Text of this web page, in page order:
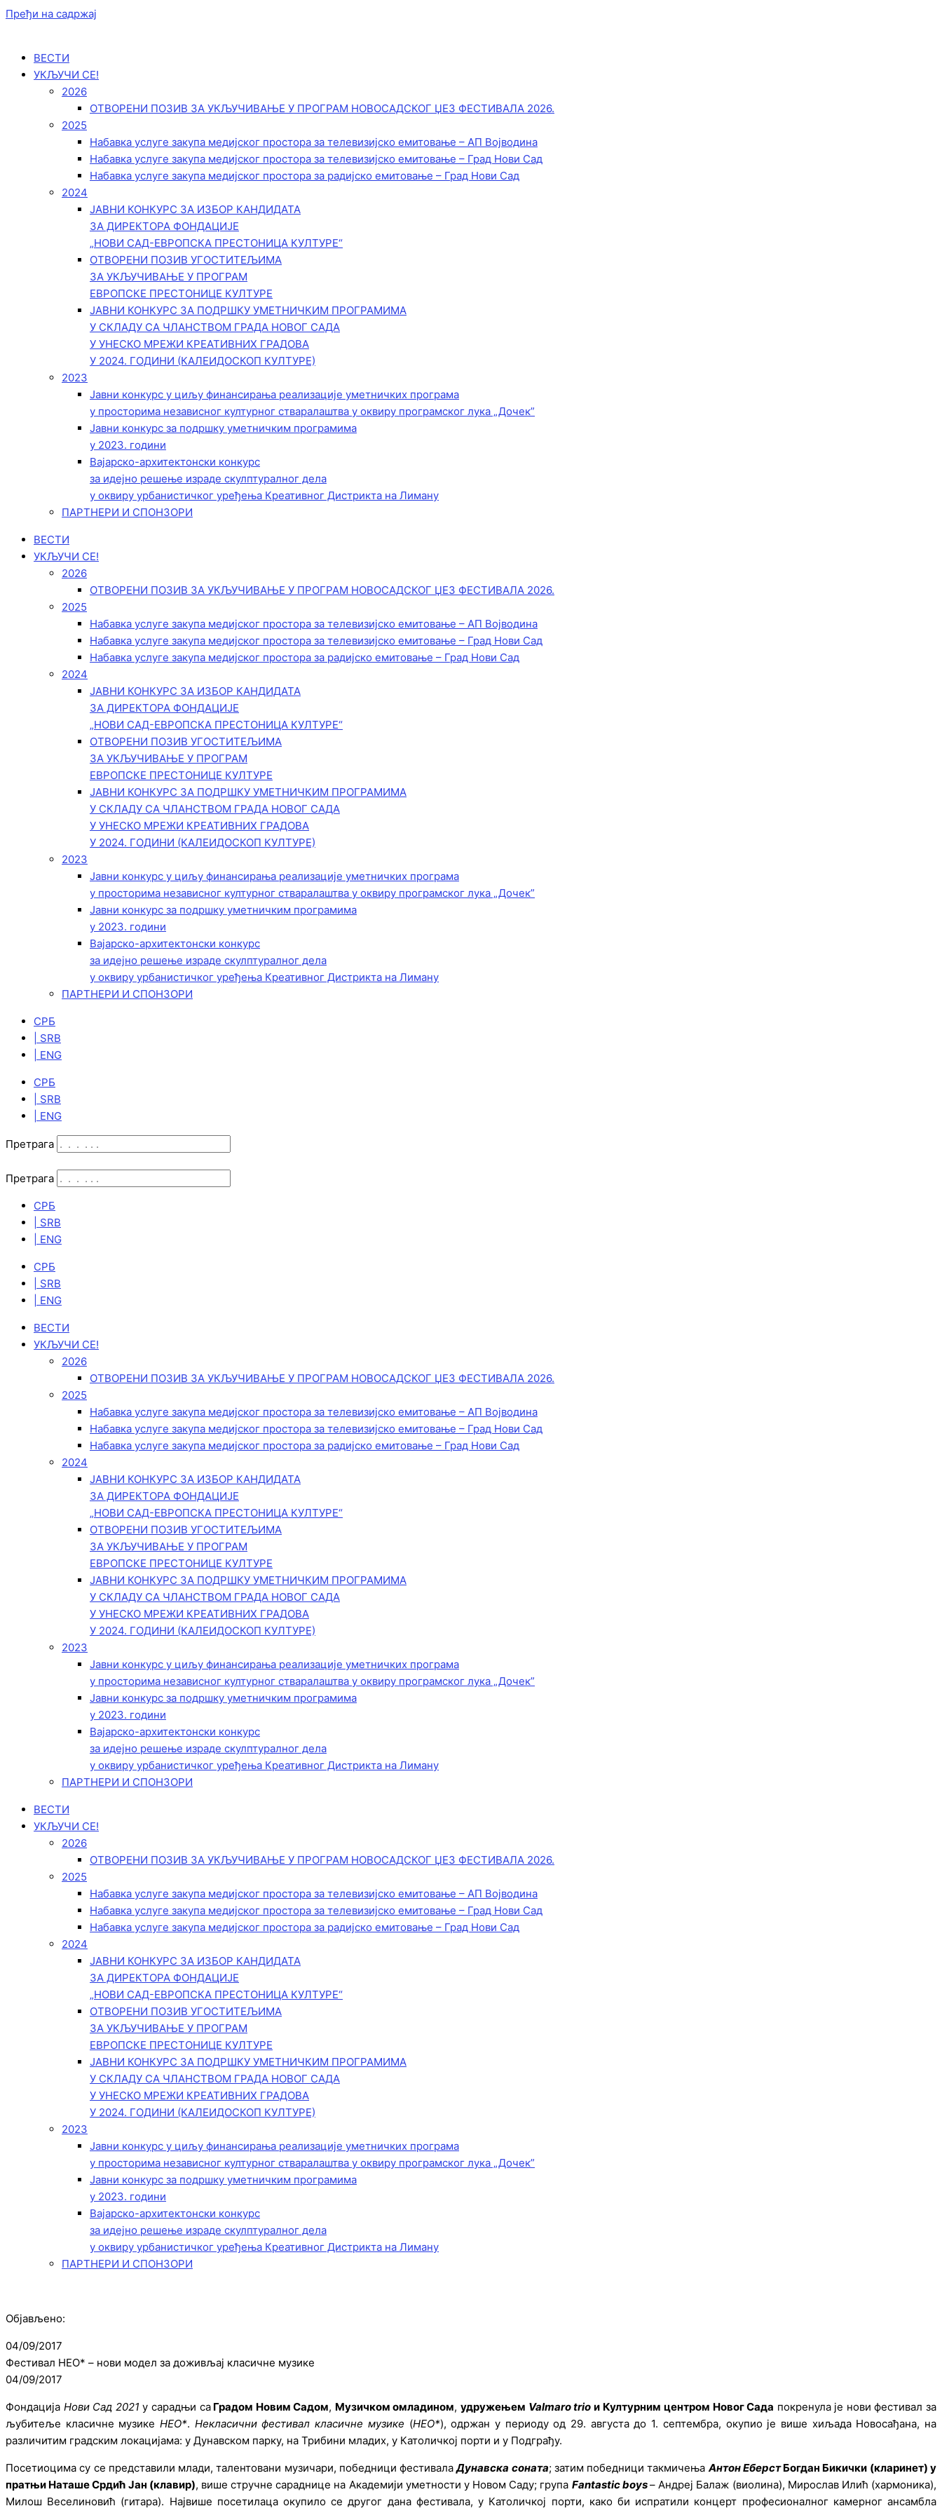
Пређи на садржај
ВЕСТИ
УКЉУЧИ СЕ!
2026
ОТВОРЕНИ ПОЗИВ ЗА УКЉУЧИВАЊЕ У ПРОГРАМ НОВОСАДСКОГ ЏЕЗ ФЕСТИВАЛА 2026.
2025
Набавка услуге закупа медијског простора за телевизијско емитовање – АП Војводинa
Набавка услуге закупа медијског простора за телевизијско емитовање – Град Нови Сад
Набавка услуге закупа медијског простора за радијско емитовање – Град Нови Сад
2024
ЈАВНИ КОНКУРС ЗА ИЗБОР КАНДИДАТА
ЗА ДИРЕКТОРА ФОНДАЦИЈЕ
„НОВИ САД-ЕВРОПСКА ПРЕСТОНИЦА КУЛТУРЕ“
ОТВОРЕНИ ПОЗИВ УГОСТИТЕЉИМА
ЗА УКЉУЧИВАЊЕ У ПРОГРАМ
ЕВРОПСКЕ ПРЕСТОНИЦЕ КУЛТУРЕ
ЈАВНИ КОНКУРС ЗА ПОДРШКУ УМЕТНИЧКИМ ПРОГРАМИМА
У СКЛАДУ СА ЧЛАНСТВОМ ГРАДА НОВОГ САДА
У УНЕСКО МРЕЖИ КРЕАТИВНИХ ГРАДОВА
У 2024. ГОДИНИ (КАЛЕИДОСКОП КУЛТУРЕ)
2023
Јавни конкурс у циљу финансирања реализације уметничких програма
у просторима независног културног стваралаштва у оквиру програмског лука „Дочек”
Јавни конкурс за подршку уметничким програмима
у 2023. години
Вајарско-архитектонски конкурс
за идејно решење израде скулптуралног дела
у оквиру урбанистичког уређења Креативног Дистрикта на Лиману
ПАРТНЕРИ И СПОНЗОРИ
ВЕСТИ
УКЉУЧИ СЕ!
2026
ОТВОРЕНИ ПОЗИВ ЗА УКЉУЧИВАЊЕ У ПРОГРАМ НОВОСАДСКОГ ЏЕЗ ФЕСТИВАЛА 2026.
2025
Набавка услуге закупа медијског простора за телевизијско емитовање – АП Војводинa
Набавка услуге закупа медијског простора за телевизијско емитовање – Град Нови Сад
Набавка услуге закупа медијског простора за радијско емитовање – Град Нови Сад
2024
ЈАВНИ КОНКУРС ЗА ИЗБОР КАНДИДАТА
ЗА ДИРЕКТОРА ФОНДАЦИЈЕ
„НОВИ САД-ЕВРОПСКА ПРЕСТОНИЦА КУЛТУРЕ“
ОТВОРЕНИ ПОЗИВ УГОСТИТЕЉИМА
ЗА УКЉУЧИВАЊЕ У ПРОГРАМ
ЕВРОПСКЕ ПРЕСТОНИЦЕ КУЛТУРЕ
ЈАВНИ КОНКУРС ЗА ПОДРШКУ УМЕТНИЧКИМ ПРОГРАМИМА
У СКЛАДУ СА ЧЛАНСТВОМ ГРАДА НОВОГ САДА
У УНЕСКО МРЕЖИ КРЕАТИВНИХ ГРАДОВА
У 2024. ГОДИНИ (КАЛЕИДОСКОП КУЛТУРЕ)
2023
Јавни конкурс у циљу финансирања реализације уметничких програма
у просторима независног културног стваралаштва у оквиру програмског лука „Дочек”
Јавни конкурс за подршку уметничким програмима
у 2023. години
Вајарско-архитектонски конкурс
за идејно решење израде скулптуралног дела
у оквиру урбанистичког уређења Креативног Дистрикта на Лиману
ПАРТНЕРИ И СПОНЗОРИ
СРБ
| SRB
| ENG
СРБ
| SRB
| ENG
Претрага
Претрага
СРБ
| SRB
| ENG
СРБ
| SRB
| ENG
ВЕСТИ
УКЉУЧИ СЕ!
2026
ОТВОРЕНИ ПОЗИВ ЗА УКЉУЧИВАЊЕ У ПРОГРАМ НОВОСАДСКОГ ЏЕЗ ФЕСТИВАЛА 2026.
2025
Набавка услуге закупа медијског простора за телевизијско емитовање – АП Војводинa
Набавка услуге закупа медијског простора за телевизијско емитовање – Град Нови Сад
Набавка услуге закупа медијског простора за радијско емитовање – Град Нови Сад
2024
ЈАВНИ КОНКУРС ЗА ИЗБОР КАНДИДАТА
ЗА ДИРЕКТОРА ФОНДАЦИЈЕ
„НОВИ САД-ЕВРОПСКА ПРЕСТОНИЦА КУЛТУРЕ“
ОТВОРЕНИ ПОЗИВ УГОСТИТЕЉИМА
ЗА УКЉУЧИВАЊЕ У ПРОГРАМ
ЕВРОПСКЕ ПРЕСТОНИЦЕ КУЛТУРЕ
ЈАВНИ КОНКУРС ЗА ПОДРШКУ УМЕТНИЧКИМ ПРОГРАМИМА
У СКЛАДУ СА ЧЛАНСТВОМ ГРАДА НОВОГ САДА
У УНЕСКО МРЕЖИ КРЕАТИВНИХ ГРАДОВА
У 2024. ГОДИНИ (КАЛЕИДОСКОП КУЛТУРЕ)
2023
Јавни конкурс у циљу финансирања реализације уметничких програма
у просторима независног културног стваралаштва у оквиру програмског лука „Дочек”
Јавни конкурс за подршку уметничким програмима
у 2023. години
Вајарско-архитектонски конкурс
за идејно решење израде скулптуралног дела
у оквиру урбанистичког уређења Креативног Дистрикта на Лиману
ПАРТНЕРИ И СПОНЗОРИ
ВЕСТИ
УКЉУЧИ СЕ!
2026
ОТВОРЕНИ ПОЗИВ ЗА УКЉУЧИВАЊЕ У ПРОГРАМ НОВОСАДСКОГ ЏЕЗ ФЕСТИВАЛА 2026.
2025
Набавка услуге закупа медијског простора за телевизијско емитовање – АП Војводинa
Набавка услуге закупа медијског простора за телевизијско емитовање – Град Нови Сад
Набавка услуге закупа медијског простора за радијско емитовање – Град Нови Сад
2024
ЈАВНИ КОНКУРС ЗА ИЗБОР КАНДИДАТА
ЗА ДИРЕКТОРА ФОНДАЦИЈЕ
„НОВИ САД-ЕВРОПСКА ПРЕСТОНИЦА КУЛТУРЕ“
ОТВОРЕНИ ПОЗИВ УГОСТИТЕЉИМА
ЗА УКЉУЧИВАЊЕ У ПРОГРАМ
ЕВРОПСКЕ ПРЕСТОНИЦЕ КУЛТУРЕ
ЈАВНИ КОНКУРС ЗА ПОДРШКУ УМЕТНИЧКИМ ПРОГРАМИМА
У СКЛАДУ СА ЧЛАНСТВОМ ГРАДА НОВОГ САДА
У УНЕСКО МРЕЖИ КРЕАТИВНИХ ГРАДОВА
У 2024. ГОДИНИ (КАЛЕИДОСКОП КУЛТУРЕ)
2023
Јавни конкурс у циљу финансирања реализације уметничких програма
у просторима независног културног стваралаштва у оквиру програмског лука „Дочек”
Јавни конкурс за подршку уметничким програмима
у 2023. години
Вајарско-архитектонски конкурс
за идејно решење израде скулптуралног дела
у оквиру урбанистичког уређења Креативног Дистрикта на Лиману
ПАРТНЕРИ И СПОНЗОРИ
Објављено:
04/09/2017
Фестивал НЕО* – нови модел за доживљај класичне музике
04/09/2017
Фондација Нови Сад 2021у сарадњи саГрадом Новим Садом, Музичком омладином,удружењем Valmaro trio и Културним центром Новог Сада покренула је нови фестивал за
љубитеље класичне музикеНЕО*. Некласични фестивал класичне музике (НЕО*), одржан у периоду од 29. августа до 1. септембра, окупио је више хиљада Новосађана, на
различитим градским локацијама: у Дунавском парку, на Трибини младих, у Католичкој порти и у Подграђу.
Посетиоцима су се представили млади, талентовани музичари, победници фестивалаДунавска соната; затим победници такмичењаАнтон ЕберстБогдан Бикички (кларинет) у
пратњи Наташе Срдић Јан (клавир), више стручне сараднице на Академији уметности у Новом Саду; група Fantastic boys– Андреј Балаж (виолина), Мирослав Илић (хармоника),
Милош Веселиновић (гитара). Највише посетилаца окупило се другог дана фестивала, у Католичкој порти, како би испратили концерт професионалног камерног ансамбла